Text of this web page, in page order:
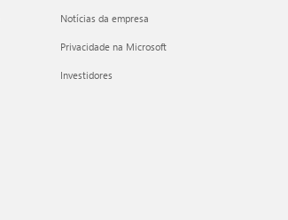
Notícias da empresa
Privacidade na Microsoft
Investidores